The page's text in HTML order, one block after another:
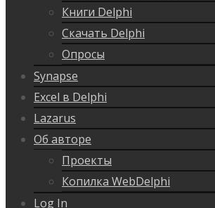
Книги Delphi
Скачать Delphi
Опросы
Synapse
Excel в Delphi
Lazarus
Об авторе
Проекты
Копилка WebDelphi
Log In